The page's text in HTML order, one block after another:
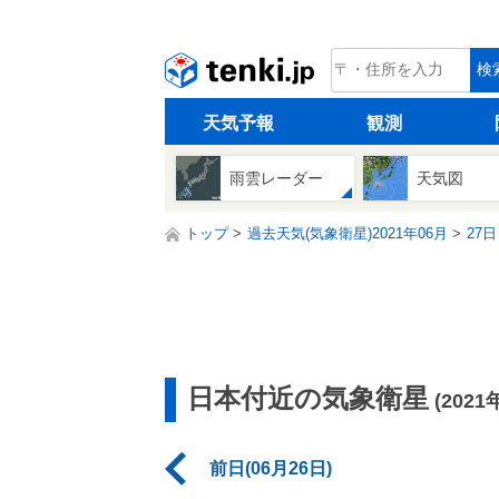
tenki.jp 検
天気予報 観測
雨雲レーダー 天気図
トップ 過去天気(気象衛星)2021年06月 27日
日本付近の気象衛星 (2021
前日(06月26日)